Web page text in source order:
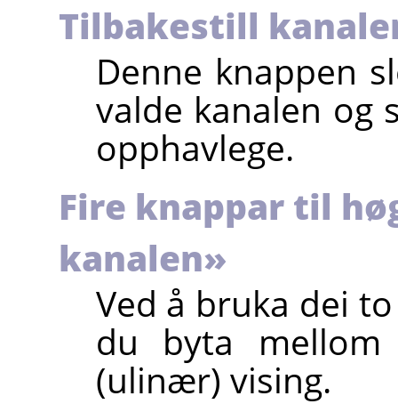
Tilbakestill
Denne knappen
valde kanalen og
opphavlege.
Fire knappar til
kanalen»
Ved å bruka dei
du byta
(ulinær) vising.